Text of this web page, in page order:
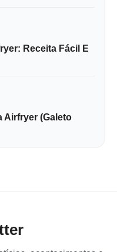
Receita Fácil E
Airfryer (Galeto